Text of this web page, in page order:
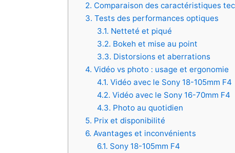
2. Comparaison des caractéristiques
3. Tests des performances optiques
3.1. Netteté et piqué
3.2. Bokeh et mise au point
3.3. Distorsions et aberrations
4. Vidéo vs photo : usage et ergonomie
4.1. Vidéo avec le Sony 18-105mm F4
4.2. Vidéo avec le Sony 16-70mm F4
4.3. Photo au quotidien
5. Prix et disponibilité
6. Avantages et inconvénients
6.1. Sony 18-105mm F4